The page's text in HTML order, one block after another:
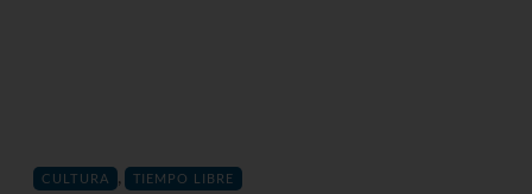
CULTURA , TIEMPO LIBRE